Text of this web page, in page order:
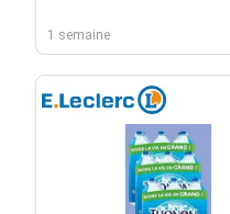
1 semaine